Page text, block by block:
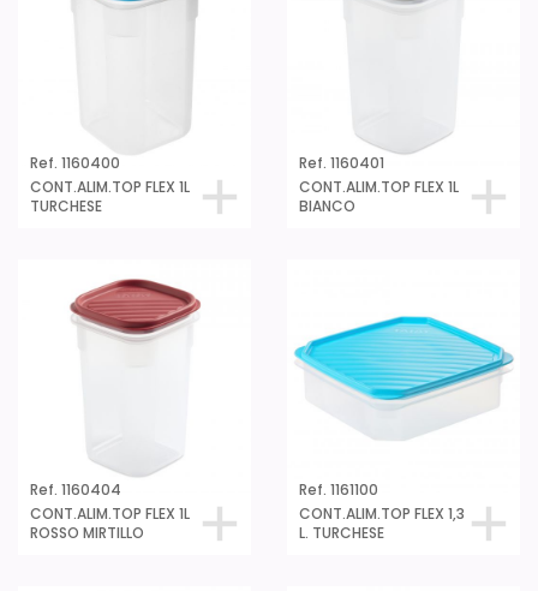
Ref. 1160400
CONT.ALIM.TOP FLEX 1L
TURCHESE
Ref. 1160401
CONT.ALIM.TOP FLEX 1L
BIANCO
Ref. 1160404
CONT.ALIM.TOP FLEX 1L
ROSSO MIRTILLO
Ref. 1161100
CONT.ALIM.TOP FLEX 1,3
L. TURCHESE